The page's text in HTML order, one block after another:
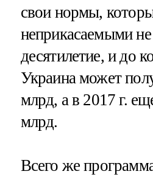
свои нормы,
неприкасаемыми
десятилетие, и до
Украина может
млрд, а в 2017 г.
млрд.
Всего же